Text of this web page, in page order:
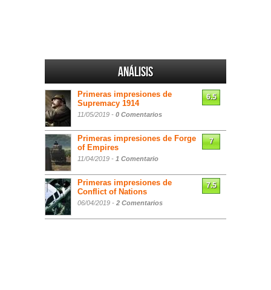
Análisis
Primeras impresiones de
Supremacy 1914
11/05/2019 - 0 Comentarios
6.5
Primeras impresiones de Forge
of Empires
11/04/2019 - 1 Comentario
7
Primeras impresiones de
Conflict of Nations
06/04/2019 - 2 Comentarios
7.5